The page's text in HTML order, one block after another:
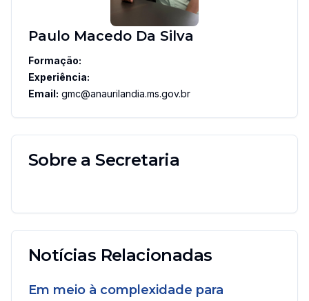
Paulo Macedo Da Silva
Formação:
Experiência:
Email: gmc@anaurilandia.ms.gov.br
Sobre a Secretaria
Notícias Relacionadas
Em meio à complexidade para